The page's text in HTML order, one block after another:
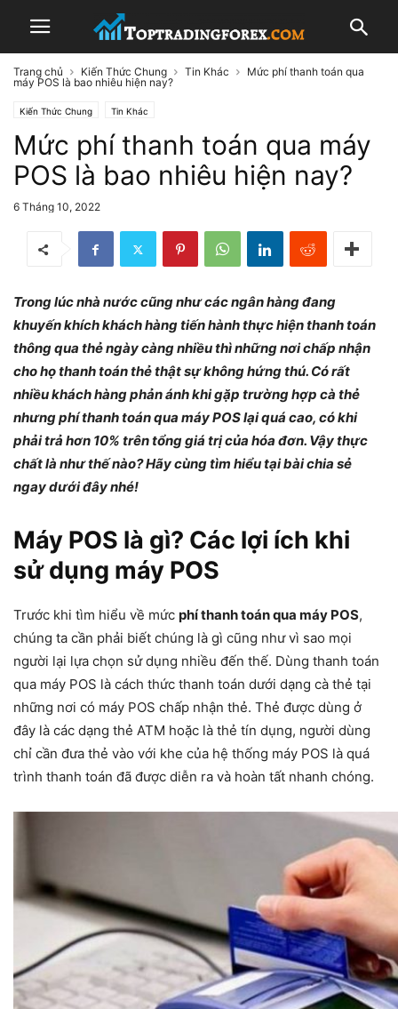
Trang chủ Kiến Thức Chung Tin Khác
Mức phí thanh toán qua
máy POS là bao nhiêu hiện nay?
Kiến Thức Chung Tin Khác
Mức phí thanh toán qua máy
POS là bao nhiêu hiện nay?
6 Tháng 10, 2022
Trong lúc nhà nước cũng như các ngân hàng đang
khuyến khích khách hàng tiến hành thực hiện thanh toán
thông qua thẻ ngày càng nhiều thì những nơi chấp nhận
cho họ thanh toán thẻ thật sự không hứng thú. Có rất
nhiều khách hàng phản ánh khi gặp trường hợp cà thẻ
nhưng phí thanh toán qua máy POS lại quá cao, có khi
phải trả hơn 10% trên tổng giá trị của hóa đơn. Vậy thực
chất là như thế nào? Hãy cùng tìm hiểu tại bài chia sẻ
ngay dưới đây nhé!
Máy POS là gì? Các lợi ích khi
sử dụng máy POS
Trước khi tìm hiểu về mức phí thanh toán qua máy POS,
chúng ta cần phải biết chúng là gì cũng như vì sao mọi
người lại lựa chọn sử dụng nhiều đến thế. Dùng thanh toán
qua máy POS là cách thức thanh toán dưới dạng cà thẻ tại
những nơi có máy POS chấp nhận thẻ. Thẻ được dùng ở
đây là các dạng thẻ ATM hoặc là thẻ tín dụng, người dùng
chỉ cần đưa thẻ vào với khe của hệ thống máy POS là quá
trình thanh toán đã được diễn ra và hoàn tất nhanh chóng.